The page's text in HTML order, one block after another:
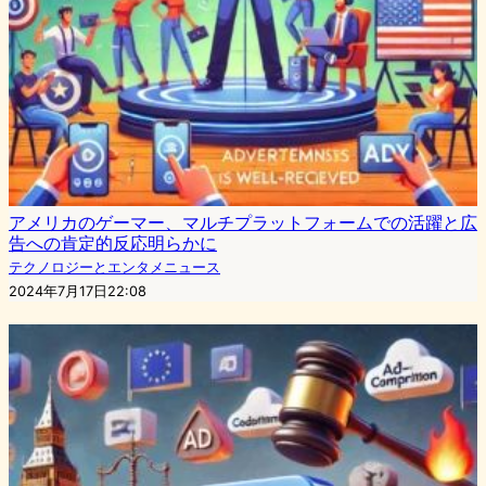
アメリカのゲーマー、マルチプラットフォームでの活躍と広
告への肯定的反応明らかに
テクノロジーとエンタメニュース
2024年7月17日22:08